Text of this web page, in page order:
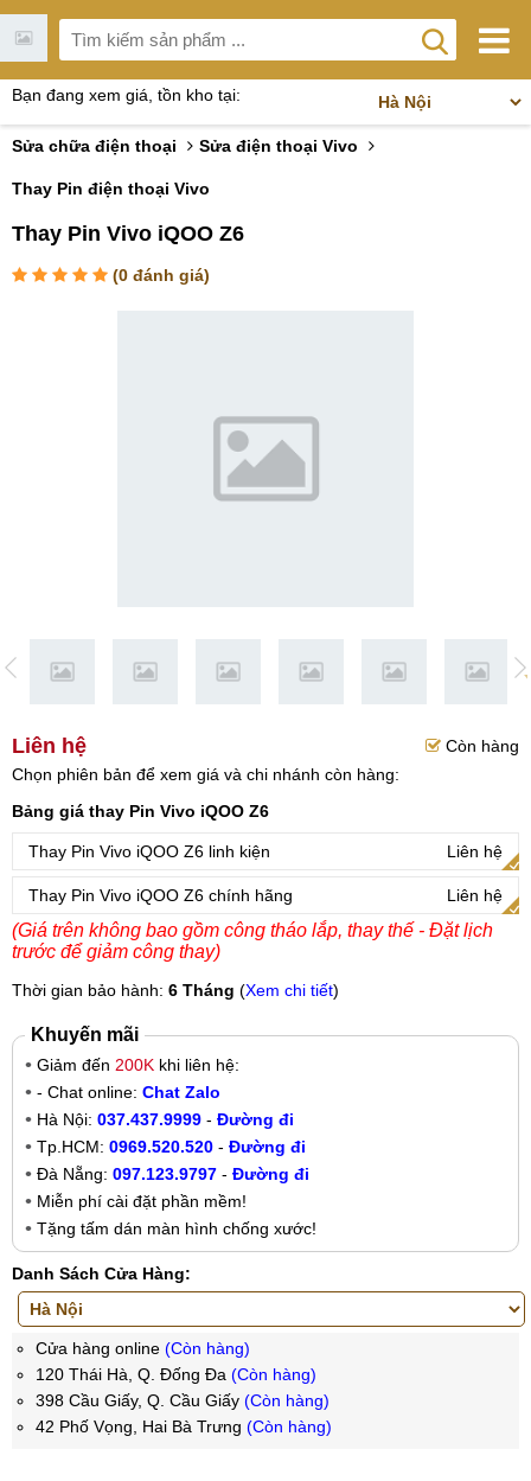
Bạn đang xem giá, tồn kho tại:
Sửa chữa điện thoại Sửa điện thoại Vivo
Thay Pin điện thoại Vivo
Thay Pin Vivo iQOO Z6
(0 đánh giá)
Liên hệ
Còn hàng
Chọn phiên bản để xem giá và chi nhánh còn hàng:
Bảng giá thay Pin Vivo iQOO Z6
Thay Pin Vivo iQOO Z6 linh kiện Liên hệ
Thay Pin Vivo iQOO Z6 chính hãng Liên hệ
(Giá trên không bao gồm công tháo lắp, thay thế - Đặt lịch
trước để giảm công thay)
Thời gian bảo hành: 6 Tháng (Xem chi tiết)
Khuyến mãi
Giảm đến 200K khi liên hệ:
- Chat online: Chat Zalo
Hà Nội: 037.437.9999 - Đường đi
Tp.HCM: 0969.520.520 - Đường đi
Đà Nẵng: 097.123.9797 - Đường đi
Miễn phí cài đặt phần mềm!
Tặng tấm dán màn hình chống xước!
Danh Sách Cửa Hàng:
Cửa hàng online (Còn hàng)
120 Thái Hà, Q. Đống Đa (Còn hàng)
398 Cầu Giấy, Q. Cầu Giấy (Còn hàng)
42 Phố Vọng, Hai Bà Trưng (Còn hàng)